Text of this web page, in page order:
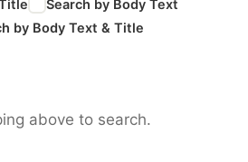
Search by Body Text
by Body Text & Title
above to search.